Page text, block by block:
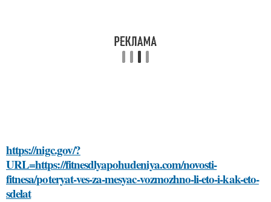
https://nigc.gov/?
URL=https://fitnesdlyapohudeniya.com/novosti-
fitnesa/poteryat-ves-za-mesyac-vozmozhno-li-eto-i-kak-eto-
sdelat